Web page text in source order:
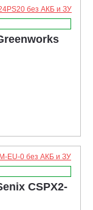
CSPX2-